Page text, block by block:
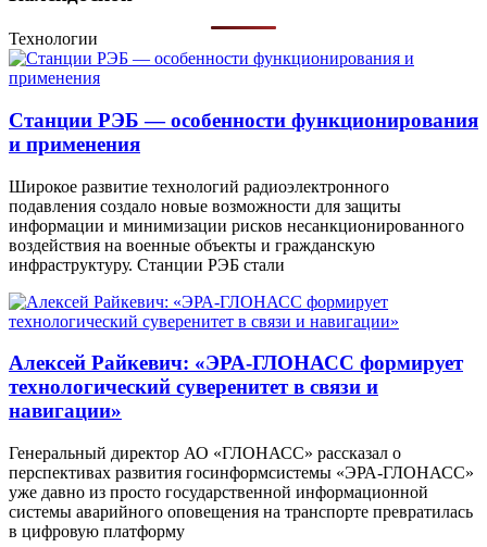
Технологии
Станции РЭБ — особенности функционирования
и применения
Широкое развитие технологий радиоэлектронного
подавления создало новые возможности для защиты
информации и минимизации рисков несанкционированного
воздействия на военные объекты и гражданскую
инфраструктуру. Станции РЭБ стали
Алексей Райкевич: «ЭРА-ГЛОНАСС формирует
технологический суверенитет в связи и
навигации»
Генеральный директор АО «ГЛОНАСС» рассказал о
перспективах развития госинформсистемы «ЭРА-ГЛОНАСС»
уже давно из просто государственной информационной
системы аварийного оповещения на транспорте превратилась
в цифровую платформу